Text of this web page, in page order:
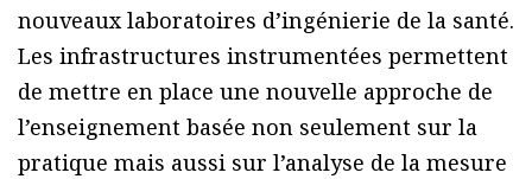
nouveaux laboratoires d’ingénierie de la santé.
Les infrastructures instrumentées permettent
de mettre en place une nouvelle approche de
l’enseignement basée non seulement sur la
pratique mais aussi sur l’analyse de la mesure